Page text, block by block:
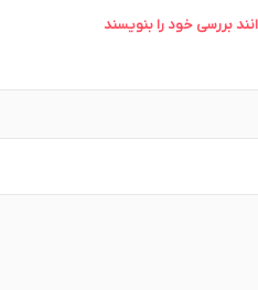
بررسی خود را بنویسند